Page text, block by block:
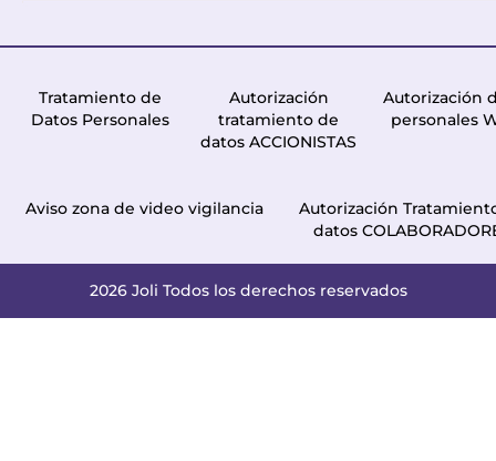
Tratamiento de
Datos Personales
Autorización
tratamiento de
datos ACCIONISTAS
Autorización
personales
Aviso zona de video vigilancia
Autorización
datos
2026 Joli Todos los derechos reservados